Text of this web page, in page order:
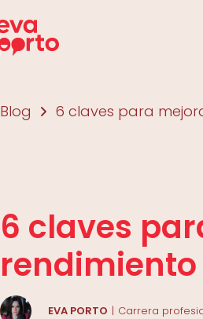
Blog 6 claves para
6 claves
EVA PORTO Carrera